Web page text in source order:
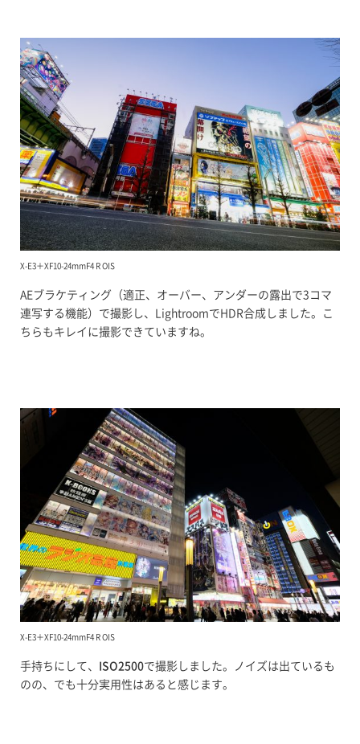
X-E3＋XF10-24mmF4 R OIS
AEブラケティング（適正、オーバー、アンダーの露出で3コマ
連写する機能）で撮影し、LightroomでHDR合成しました。こ
ちらもキレイに撮影できていますね。
X-E3＋XF10-24mmF4 R OIS
手持ちにして、 ISO2500で撮影しました。ノイズは出ているも
のの、でも十分実用性はあると感じます。